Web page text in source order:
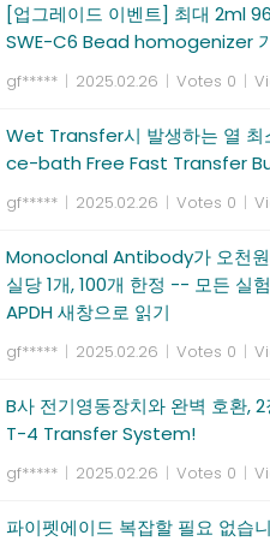
[업그레이드 이벤트] 최대 2ml
SWE-C6 Bead homogenizer
gf***** | 2025.02.26 | Votes 0 |
Wet Transfer시 발생하는 열
ce-bath Free Fast Transfer
gf***** | 2025.02.26 | Votes 0 |
Monoclonal Antibody가 오천원
실당 1개, 100개 한정 -- 모든
APDH 새창으로 읽기
gf***** | 2025.02.26 | Votes 0 |
B사 전기영동장치와 완벽 호환,
T-4 Transfer System!
gf***** | 2025.02.26 | Votes 0 |
파이펫에이드 복잡할 필요 없습